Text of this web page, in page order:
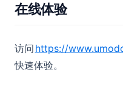
在线体验
访问 https://
快速体验。